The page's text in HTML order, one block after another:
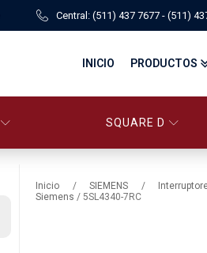
Central: (511) 437 7677 - (511)
INICIO PRODUCTOS
SQUARE D
Inicio /SIEMENS /
Siemens / 5SL4340-7RC